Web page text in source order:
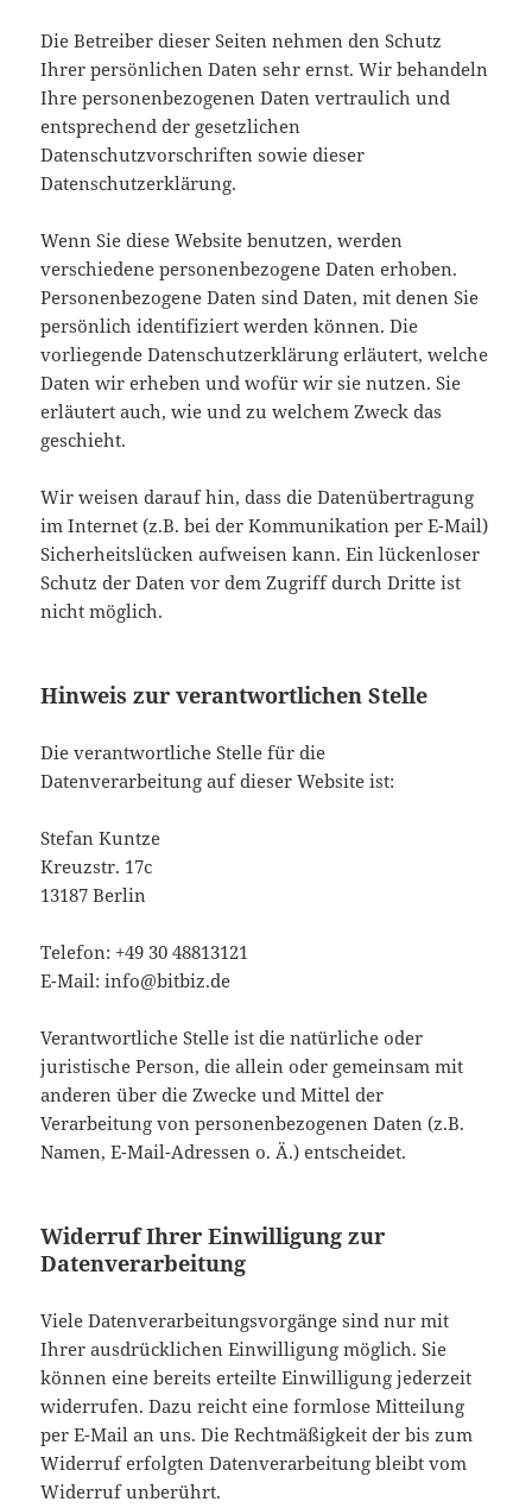
Die Betreiber dieser Seiten nehmen den Schutz
Ihrer persönlichen Daten sehr ernst. Wir behandeln
Ihre personenbezogenen Daten vertraulich und
entsprechend der gesetzlichen
Datenschutzvorschriften sowie dieser
Datenschutzerklärung.
Wenn Sie diese Website benutzen, werden
verschiedene personenbezogene Daten erhoben.
Personenbezogene Daten sind Daten, mit denen Sie
persönlich identifiziert werden können. Die
vorliegende Datenschutzerklärung erläutert, welche
Daten wir erheben und wofür wir sie nutzen. Sie
erläutert auch, wie und zu welchem Zweck das
geschieht.
Wir weisen darauf hin, dass die Datenübertragung
im Internet (z.B. bei der Kommunikation per E-Mail)
Sicherheitslücken aufweisen kann. Ein lückenloser
Schutz der Daten vor dem Zugriff durch Dritte ist
nicht möglich.
Hinweis zur verantwortlichen Stelle
Die verantwortliche Stelle für die
Datenverarbeitung auf dieser Website ist:
Stefan Kuntze
Kreuzstr. 17c
13187 Berlin
Telefon: +49 30 48813121
E-Mail: info@bitbiz.de
Verantwortliche Stelle ist die natürliche oder
juristische Person, die allein oder gemeinsam mit
anderen über die Zwecke und Mittel der
Verarbeitung von personenbezogenen Daten (z.B.
Namen, E-Mail-Adressen o. Ä.) entscheidet.
Widerruf Ihrer Einwilligung zur
Datenverarbeitung
Viele Datenverarbeitungsvorgänge sind nur mit
Ihrer ausdrücklichen Einwilligung möglich. Sie
können eine bereits erteilte Einwilligung jederzeit
widerrufen. Dazu reicht eine formlose Mitteilung
per E-Mail an uns. Die Rechtmäßigkeit der bis zum
Widerruf erfolgten Datenverarbeitung bleibt vom
Widerruf unberührt.